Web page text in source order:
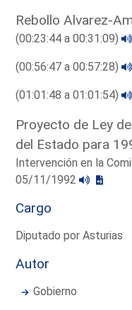
Rebollo Alvarez-
(00:23:44 a 00:31:09)
(00:56:47 a 00:57:28)
(01:01:48 a 01:01:54)
Proyecto de Ley
del Estado para
Intervención en la
05/11/1992
Cargo
Diputado por Asturias
Autor
Gobierno